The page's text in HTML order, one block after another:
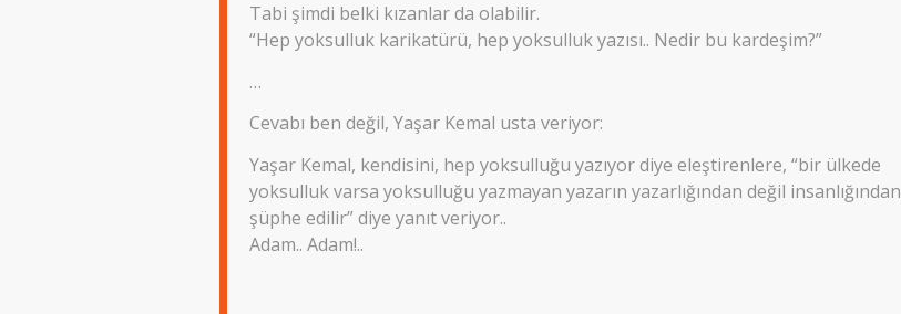
Tabi şimdi belki kızanlar da olabilir.
“Hep yoksulluk karikatürü, hep yoksulluk yazısı.. Nedir bu kardeşim?”
…
Cevabı ben değil, Yaşar Kemal usta veriyor:
Yaşar Kemal, kendisini, hep yoksulluğu yazıyor diye eleştirenlere, “bir ülkede
yoksulluk varsa yoksulluğu yazmayan yazarın yazarlığından değil insanlığından
şüphe edilir” diye yanıt veriyor..
Adam.. Adam!..